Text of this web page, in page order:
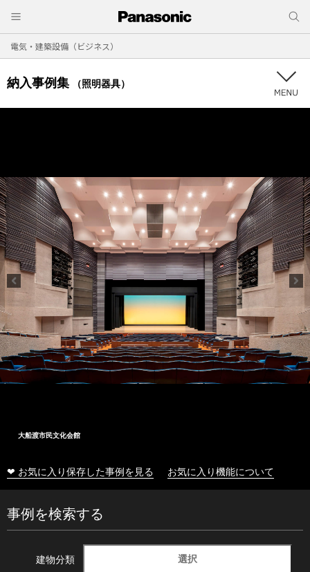
電気・建築設備（ビジネス）
納入事例集 （照明器具）
大船渡市民文化会館
❤ お気に入り保存した事例を見る お気に入り機能について
事例を検索する
建物分類 選択